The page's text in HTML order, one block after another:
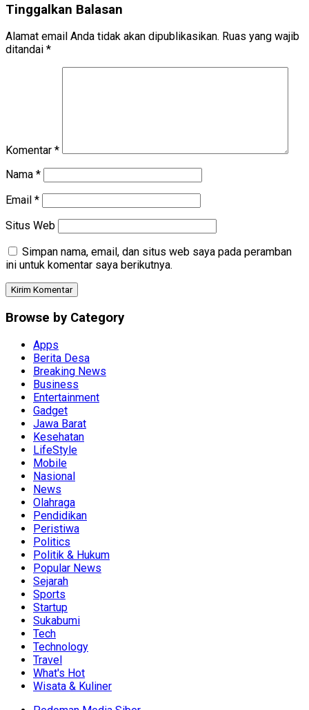
Tinggalkan Balasan
Alamat email Anda tidak akan dipublikasikan. Ruas yang wajib
ditandai *
Komentar *
Nama *
Email *
Situs Web
Simpan nama, email, dan situs web saya pada peramban
ini untuk komentar saya berikutnya.
Browse by Category
Apps
Berita Desa
Breaking News
Business
Entertainment
Gadget
Jawa Barat
Kesehatan
LifeStyle
Mobile
Nasional
News
Olahraga
Pendidikan
Peristiwa
Politics
Politik & Hukum
Popular News
Sejarah
Sports
Startup
Sukabumi
Tech
Technology
Travel
What's Hot
Wisata & Kuliner